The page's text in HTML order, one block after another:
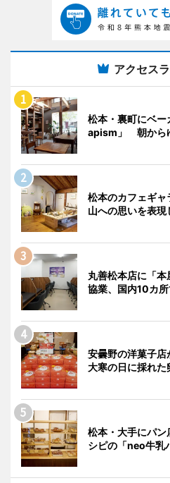
アクセス
松本・裏町にベ
apism」 朝から
松本のカフェギ
山への思いを表
丸善松本店に「
協業、国内10カ
安曇野の洋菓子
大寒の日に採れた
松本・大手にパ
シピの「neo牛乳